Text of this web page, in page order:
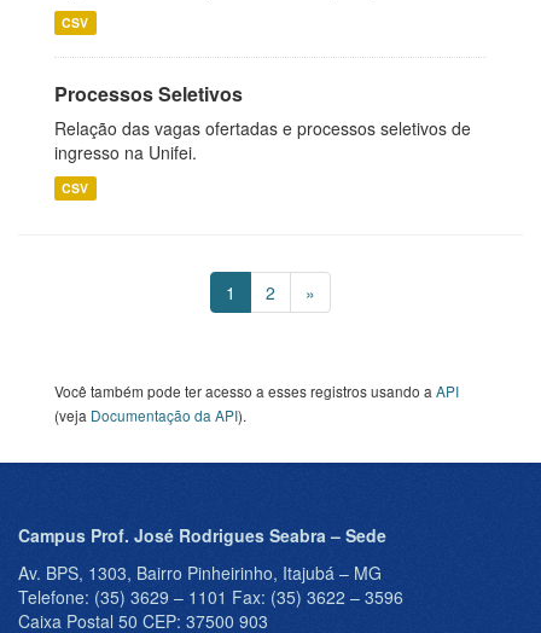
CSV
Processos Seletivos
Relação das vagas ofertadas e processos seletivos de
ingresso na Unifei.
CSV
1 2 »
Você também pode ter acesso a esses registros usando a API
(veja Documentação da API).
Campus Prof. José Rodrigues Seabra – Sede
Av. BPS, 1303, Bairro Pinheirinho, Itajubá – MG
Telefone: (35) 3629 – 1101 Fax: (35) 3622 – 3596
Caixa Postal 50 CEP: 37500 903